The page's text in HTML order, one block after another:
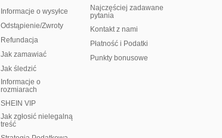
Informacje o wysyłce
Odstąpienie/Zwroty
Refundacja
Jak zamawiać
Jak śledzić
Informacje o
rozmiarach
SHEIN VIP
Jak zgłosić nielegalną
treść
Najczęściej zadawane
pytania
Kontakt z nami
Płatność i Podatki
Punkty bonusowe